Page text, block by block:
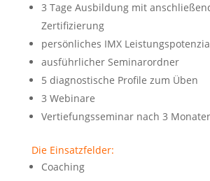
3 Tage Ausbildung mit
Zertifizierung
persönliches IMX
ausführlicher Seminarordner
5 diagnostische Profile zum Üben
3 Webinare
Vertiefungsseminar nach 3
Die Einsatzfelder:
Coaching